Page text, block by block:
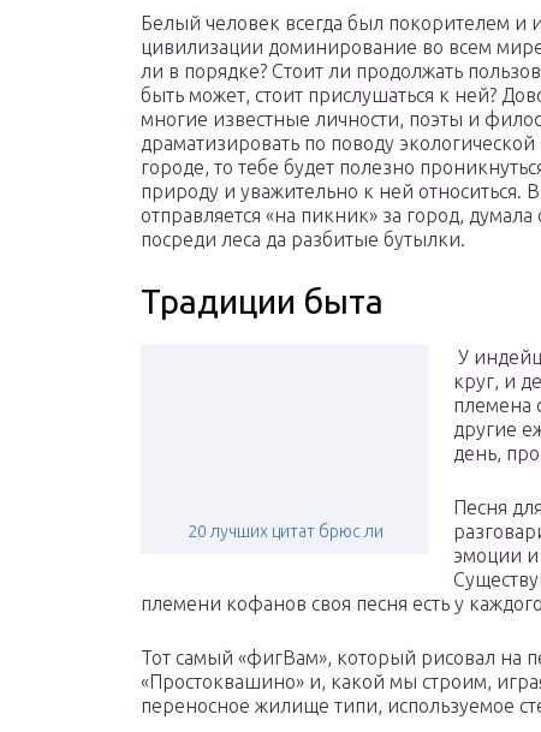
Белый человек всегда был покорителем и
цивилизации доминирование во всем
ли в порядке? Стоит ли продолжать
быть может, стоит прислушаться к ней?
многие известные личности, поэты и
драматизировать по поводу
городе, то тебе будет полезно
природу и уважительно к ней относиться.
отправляется «на пикник» за город,
посреди леса да разбитые бутылки.
Традиции быта
20 лучших цитат брюс ли
У
круг, и
племена
другие
день,
Песня
эмоции и
племени кофанов своя песня есть у
Тот самый «фигВам», который рисовал на
«Простоквашино» и, какой мы строим,
переносное жилище типи, используемое